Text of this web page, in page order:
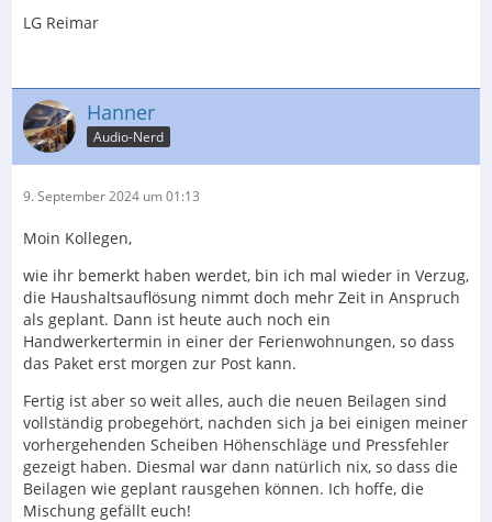
LG Reimar
Hanner
Audio-Nerd
9. September 2024 um 01:13
Moin Kollegen,
wie ihr bemerkt haben werdet, bin ich mal wieder in Verzug,
die Haushaltsauflösung nimmt doch mehr Zeit in Anspruch
als geplant. Dann ist heute auch noch ein
Handwerkertermin in einer der Ferienwohnungen, so dass
das Paket erst morgen zur Post kann.
Fertig ist aber so weit alles, auch die neuen Beilagen sind
vollständig probegehört, nachden sich ja bei einigen meiner
vorhergehenden Scheiben Höhenschläge und Pressfehler
gezeigt haben. Diesmal war dann natürlich nix, so dass die
Beilagen wie geplant rausgehen können. Ich hoffe, die
Mischung gefällt euch!